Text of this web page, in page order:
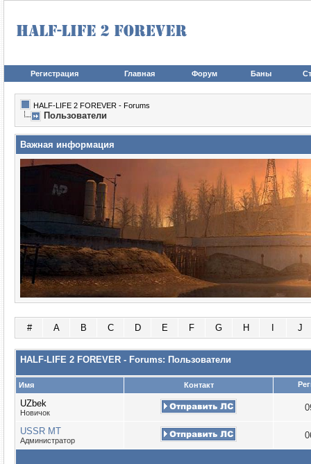
Регистрация Главная Форум Баны
HALF-LIFE 2 FOREVER - Forums
Пользователи
Важная информация
# A B C D E F G H J
HALF-LIFE 2 FOREVER - Forums: Пользователи
Имя Контакт
UZbek
Новичок
USSR MT
Администратор